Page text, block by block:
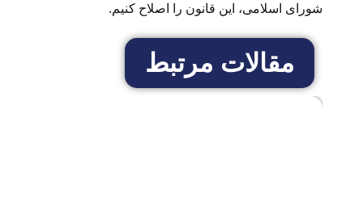
شورای اسلامی، این قانون را اصلاح کنیم.
مقالات مرتبط